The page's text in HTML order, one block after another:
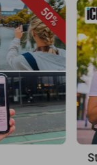
50%